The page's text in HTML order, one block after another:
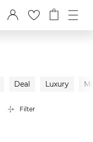
Deal Luxury
Filter